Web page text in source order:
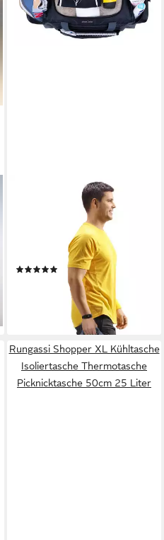
Sporttasche groß
Reisetasche Sport Tasche
Trainer L 55 cm, 40 Liter
Saunatasche Fußball Large
Gym + Trinkflasche
(15)
lieferbar - in 3-4 Werktagen bei dir
+1
Rungassi Shopper XL Kühltasche
Isoliertasche Thermotasche
Picknicktasche 50cm 25 Liter